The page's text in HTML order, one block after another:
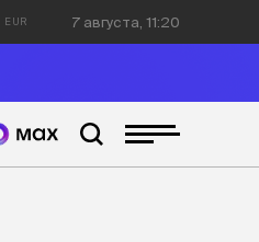
7 августа, 11:20